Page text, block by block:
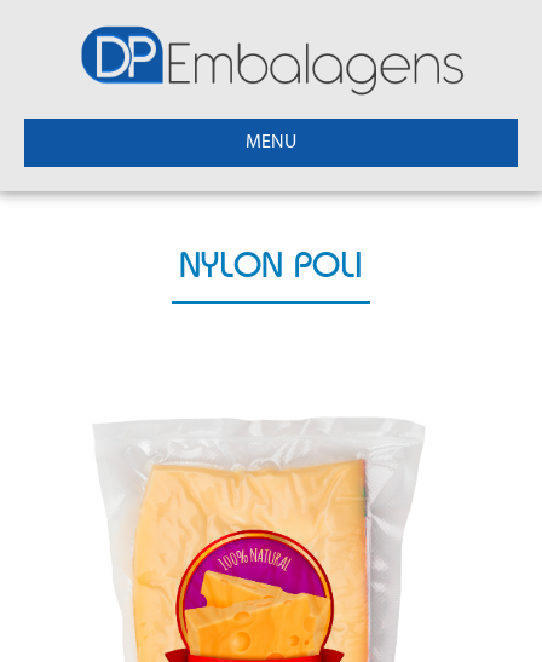
MENU
NYLON POLI